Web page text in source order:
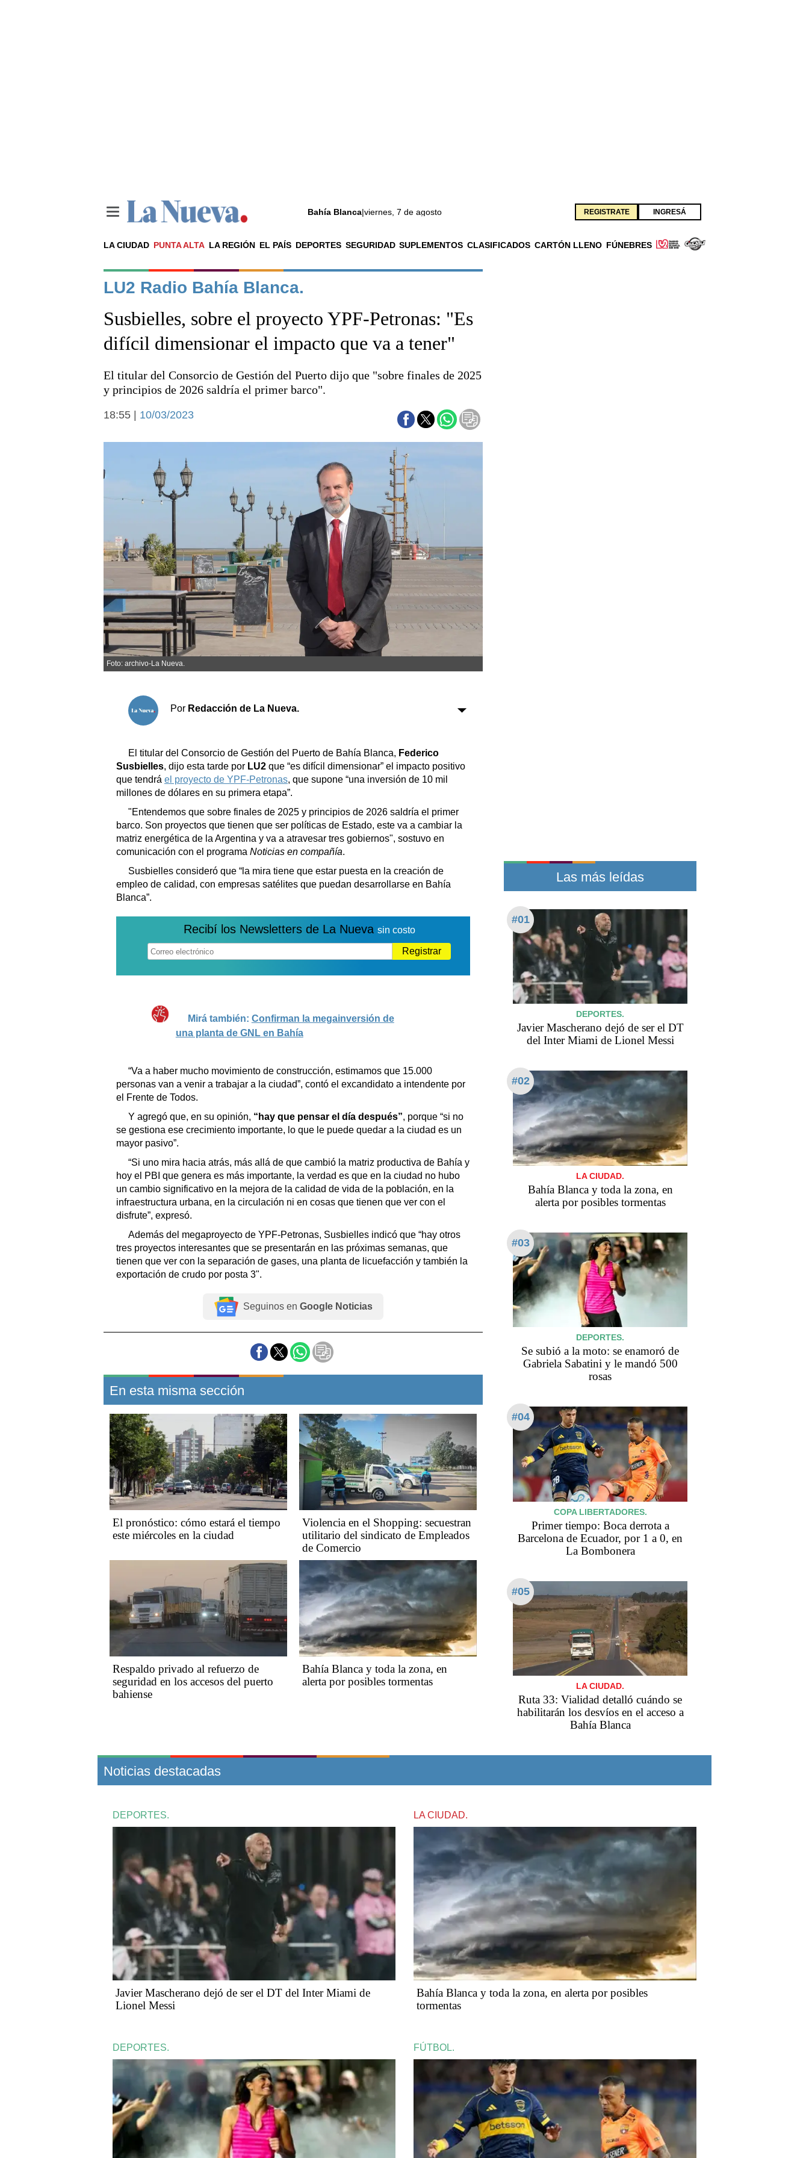
Bahía Blanca|viernes, 7 de agosto REGISTRATE INGRESÁ
LA CIUDAD PUNTA ALTA LA REGIÓN EL PAÍS DEPORTES SEGURIDAD SUPLEMENTOS CLASIFICADOS CARTÓN LLENO FÚNEBRES
Noticias
La ciudad
Punta Alta
El país
Seguridad
Deportes
Escenario Olímpico
Arte y cultura
Economía y campo
Economía y finanzas
Con el campo
Espacio empresas
Sociedad y tiempo libre
Sociedad
Tecnología
Turismo
Salud
Es viral
El tiempo
Cartón Lleno
Fúnebres
Horóscopo
Suplementos
Transportes
Loterías
Datos Útiles
Fúnebres
Edictos
Teléfonos de urgencia
LU2 Radio Bahía Blanca.
Susbielles, sobre el proyecto YPF-Petronas: "Es
difícil dimensionar el impacto que va a tener"
El titular del Consorcio de Gestión del Puerto dijo que "sobre finales de 2025
y principios de 2026 saldría el primer barco".
18:55 | 10/03/2023
Foto: archivo-La Nueva.
Por Redacción de La Nueva.
El titular del Consorcio de Gestión del Puerto de Bahía Blanca, Federico
Susbielles, dijo esta tarde por LU2 que “es difícil dimensionar” el impacto positivo
que tendrá el proyecto de YPF-Petronas, que supone “una inversión de 10 mil
millones de dólares en su primera etapa”.
"Entendemos que sobre finales de 2025 y principios de 2026 saldría el primer
barco. Son proyectos que tienen que ser políticas de Estado, este va a cambiar la
matriz energética de la Argentina y va a atravesar tres gobiernos", sostuvo en
comunicación con el programa Noticias en compañía.
Susbielles consideró que “la mira tiene que estar puesta en la creación de
empleo de calidad, con empresas satélites que puedan desarrollarse en Bahía
Blanca”.
Recibí los Newsletters de La Nueva sin costo
Registrar
Mirá también: Confirman la megainversión de
una planta de GNL en Bahía
“Va a haber mucho movimiento de construcción, estimamos que 15.000
personas van a venir a trabajar a la ciudad”, contó el excandidato a intendente por
el Frente de Todos.
Y agregó que, en su opinión, “hay que pensar el día después”, porque “si no
se gestiona ese crecimiento importante, lo que le puede quedar a la ciudad es un
mayor pasivo”.
“Si uno mira hacia atrás, más allá de que cambió la matriz productiva de Bahía y
hoy el PBI que genera es más importante, la verdad es que en la ciudad no hubo
un cambio significativo en la mejora de la calidad de vida de la población, en la
infraestructura urbana, en la circulación ni en cosas que tienen que ver con el
disfrute”, expresó.
Además del megaproyecto de YPF-Petronas, Susbielles indicó que “hay otros
tres proyectos interesantes que se presentarán en las próximas semanas, que
tienen que ver con la separación de gases, una planta de licuefacción y también la
exportación de crudo por posta 3".
Seguinos en Google Noticias
En esta misma sección
El pronóstico: cómo estará el tiempo
este miércoles en la ciudad
Violencia en el Shopping: secuestran
utilitario del sindicato de Empleados
de Comercio
Respaldo privado al refuerzo de
seguridad en los accesos del puerto
bahiense
Bahía Blanca y toda la zona, en
alerta por posibles tormentas
Las más leídas
#01
DEPORTES.
Javier Mascherano dejó de ser el DT
del Inter Miami de Lionel Messi
#02
LA CIUDAD.
Bahía Blanca y toda la zona, en
alerta por posibles tormentas
#03
DEPORTES.
Se subió a la moto: se enamoró de
Gabriela Sabatini y le mandó 500
rosas
#04
COPA LIBERTADORES.
Primer tiempo: Boca derrota a
Barcelona de Ecuador, por 1 a 0, en
La Bombonera
#05
LA CIUDAD.
Ruta 33: Vialidad detalló cuándo se
habilitarán los desvíos en el acceso a
Bahía Blanca
Noticias destacadas
DEPORTES.
Javier Mascherano dejó de ser el DT del Inter Miami de
Lionel Messi
LA CIUDAD.
Bahía Blanca y toda la zona, en alerta por posibles
tormentas
DEPORTES. FÚTBOL.